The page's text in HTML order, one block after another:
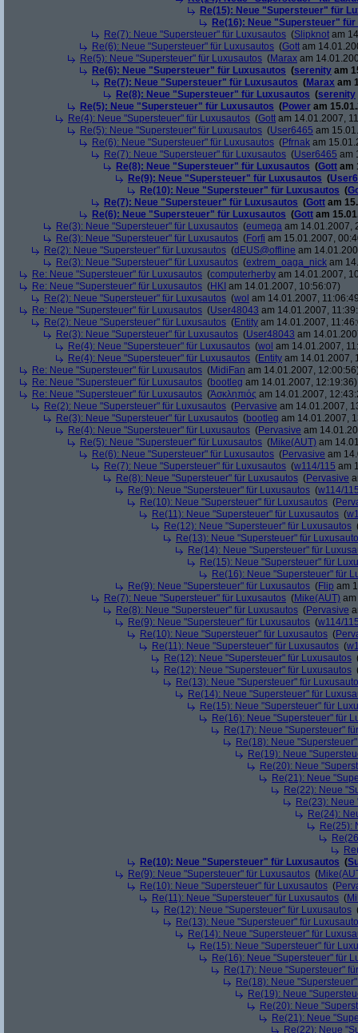
Re(15): Neue "Supersteuer" für
Re(16): Neue "Supersteuer"
Re(7): Neue "Supersteuer" für Luxusautos (Slipknot am
Re(6): Neue "Supersteuer" für Luxusautos (Gott am
Re(5): Neue "Supersteuer" für Luxusautos (Marax am
Re(6): Neue "Supersteuer" für Luxusautos (serenity am
Re(7): Neue "Supersteuer" für Luxusautos (Marax am
Re(8): Neue "Supersteuer" für Luxusautos (serenity
Re(5): Neue "Supersteuer" für Luxusautos (Power am
Re(4): Neue "Supersteuer" für Luxusautos (Gott am 14.01.2007,
Re(5): Neue "Supersteuer" für Luxusautos (User6465 am
Re(6): Neue "Supersteuer" für Luxusautos (Pfrnak am
Re(7): Neue "Supersteuer" für Luxusautos (User6465 am
Re(8): Neue "Supersteuer" für Luxusautos (Gott am
Re(9): Neue "Supersteuer" für Luxusautos (
Re(10): Neue "Supersteuer" für Luxusautos (
Re(7): Neue "Supersteuer" für Luxusautos (Gott am
Re(6): Neue "Supersteuer" für Luxusautos (Gott am
Re(3): Neue "Supersteuer" für Luxusautos (eumega am 14.01.2007,
Re(3): Neue "Supersteuer" für Luxusautos (Forfi am 15.01.2007,
Re(2): Neue "Supersteuer" für Luxusautos (dEUS@offline am
Re(3): Neue "Supersteuer" für Luxusautos (extrem_oaga_nick am
Re: Neue "Supersteuer" für Luxusautos (computerherby am 14.01.2007,
Re: Neue "Supersteuer" für Luxusautos (HKI am 14.01.2007, 10:56:07)
Re(2): Neue "Supersteuer" für Luxusautos (wol am 14.01.2007,
Re: Neue "Supersteuer" für Luxusautos (User48043 am 14.01.2007,
Re(2): Neue "Supersteuer" für Luxusautos (Entity am 14.01.2007,
Re(3): Neue "Supersteuer" für Luxusautos (User48043 am
Re(4): Neue "Supersteuer" für Luxusautos (wol am 14.01.2007,
Re(4): Neue "Supersteuer" für Luxusautos (Entity am 14.01.2007,
Re: Neue "Supersteuer" für Luxusautos (MidiFan am 14.01.2007,
Re: Neue "Supersteuer" für Luxusautos (bootleg am 14.01.2007, 12:19:36)
Re: Neue "Supersteuer" für Luxusautos (Ἀσκληπιός am 14.01.2007,
Re(2): Neue "Supersteuer" für Luxusautos (Pervasive am 14.01.2007,
Re(3): Neue "Supersteuer" für Luxusautos (bootleg am 14.01.2007,
Re(4): Neue "Supersteuer" für Luxusautos (Pervasive am
Re(5): Neue "Supersteuer" für Luxusautos (Mike(AUT) am
Re(6): Neue "Supersteuer" für Luxusautos (Pervasive am
Re(7): Neue "Supersteuer" für Luxusautos (w114/115 am
Re(8): Neue "Supersteuer" für Luxusautos (Pervasive
Re(9): Neue "Supersteuer" für Luxusautos (w114/
Re(10): Neue "Supersteuer" für Luxusautos (
Re(11): Neue "Supersteuer" für Luxusautos (
Re(12): Neue "Supersteuer" für Luxusautos
Re(13): Neue "Supersteuer" für
Re(14): Neue "Supersteuer" für
Re(15): Neue "Supersteuer" für
Re(16): Neue "Supersteuer" für
Re(9): Neue "Supersteuer" für Luxusautos (Flip am
Re(7): Neue "Supersteuer" für Luxusautos (Mike(AUT)
Re(8): Neue "Supersteuer" für Luxusautos (Pervasive
Re(9): Neue "Supersteuer" für Luxusautos (w114/
Re(10): Neue "Supersteuer" für Luxusautos (
Re(11): Neue "Supersteuer" für Luxusautos (
Re(12): Neue "Supersteuer" für Luxusautos
Re(12): Neue "Supersteuer" für Luxusautos
Re(13): Neue "Supersteuer" für
Re(14): Neue "Supersteuer" für
Re(15): Neue "Supersteuer" für
Re(16): Neue "Supersteuer" für
Re(17): Neue "Supersteuer"
Re(18): Neue
Re(19): Neue
Re(20): Neue
Re(21): Neue
Re(22): Neue
Re(23):
Re(24):
Re(25):
Re(10): Neue "Supersteuer" für Luxusautos (
Re(9): Neue "Supersteuer" für Luxusautos (
Re(10): Neue "Supersteuer" für Luxusautos (
Re(11): Neue "Supersteuer" für Luxusautos (
Re(12): Neue "Supersteuer" für Luxusautos
Re(13): Neue "Supersteuer" für
Re(14): Neue "Supersteuer" für
Re(15): Neue "Supersteuer" für
Re(16): Neue "Supersteuer" für
Re(17): Neue "Supersteuer"
Re(18): Neue
Re(19): Neue
Re(20): Neue
Re(21): Neue
Re(22): Neue